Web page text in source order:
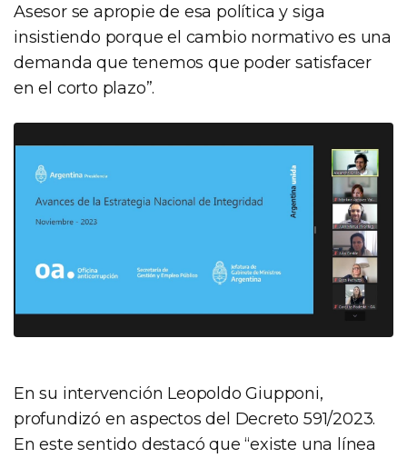
Asesor se apropie de esa política y siga
insistiendo porque el cambio normativo es una
demanda que tenemos que poder satisfacer
en el corto plazo”.
En su intervención Leopoldo Giupponi,
profundizó en aspectos del Decreto 591/2023.
En este sentido destacó que “existe una línea